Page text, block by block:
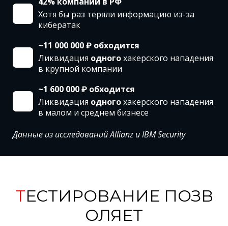
Хотя бы раз теряли информацию из-за
кибератак
~11 000 000₽ обходится
Ликвидация одногохакерского нападения
в крупной компании
~1 600 000₽ обходится
Ликвидация одногохакерского нападения
в малом и среднем бизнесе
Данные из исследований Allianz и IBM Security
ТЕСТИРОВАНИЕ ПОЗВ
ОЛЯЕТ